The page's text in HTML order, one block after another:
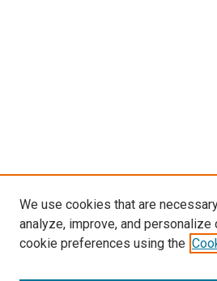
We use cookies that are
analyze, improve, and personalize
cookie preferences using the